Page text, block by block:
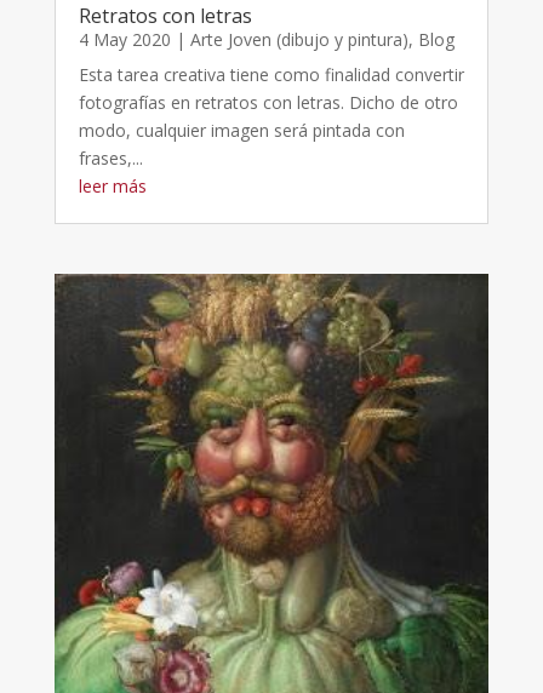
Retratos con letras
4 May 2020 | Arte Joven (dibujo y pintura), Blog
Esta tarea creativa tiene como finalidad convertir
fotografías en retratos con letras. Dicho de otro
modo, cualquier imagen será pintada con
frases,...
leer más